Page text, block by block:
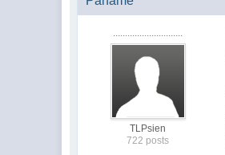
.............................
TLPsien
722 posts